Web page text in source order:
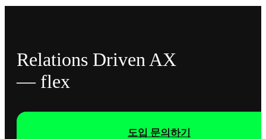
Relations Driven AX
— flex
도입 문의하기